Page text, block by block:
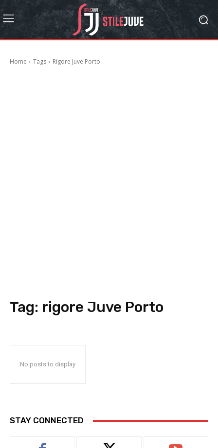
Home Tags Rigore Juve Porto
Tag: rigore Juve Porto
No posts to display
STAY CONNECTED